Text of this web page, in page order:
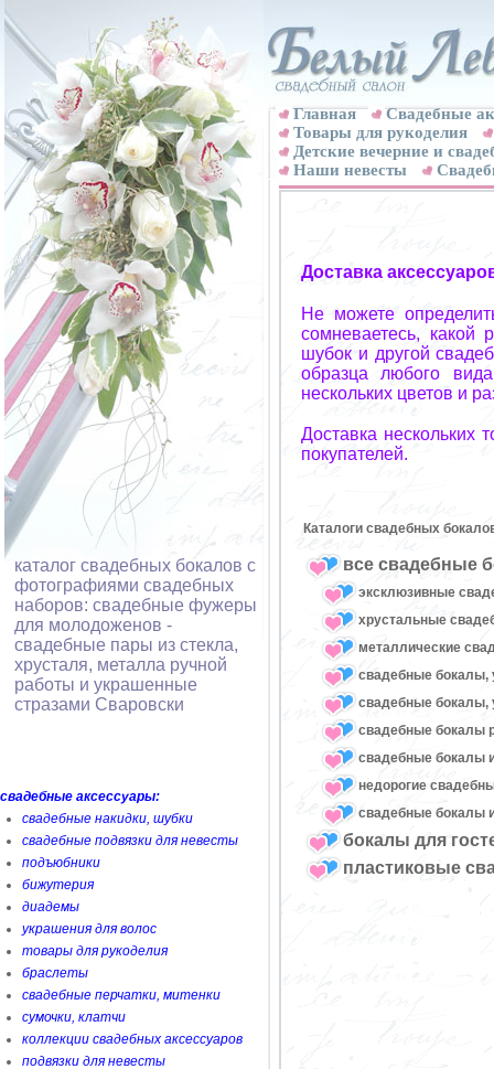
каталог свадебных бокалов с
фотографиями свадебных
наборов: свадебные фужеры
для молодоженов -
свадебные пары из стекла,
хрусталя, металла ручной
работы и украшенные
стразами Сваровски
свадебные аксессуары:
свадебные накидки, шубки
свадебные подвязки для невесты
подъюбники
бижутерия
диадемы
украшения для волос
товары для рукоделия
браслеты
свадебные перчатки, митенки
сумочки, клатчи
коллекции свадебных аксессуаров
подвязки для невесты
Главная
Свадебные
Товары для рукоделия
Детские вечерние и
Наши невесты
Доставка
Не можете
сомневаетесь, какой
шубок и другой
образца любого
нескольких цветов и
Доставка нескольких
покупателей.
Каталоги свадебных
все свадебные
эксклюзивные
хрустальные
металлические
свадебные бокалы,
свадебные бокалы,
свадебные бокалы
свадебные бокалы
недорогие
свадебные бокалы
бокалы для
пластиковые